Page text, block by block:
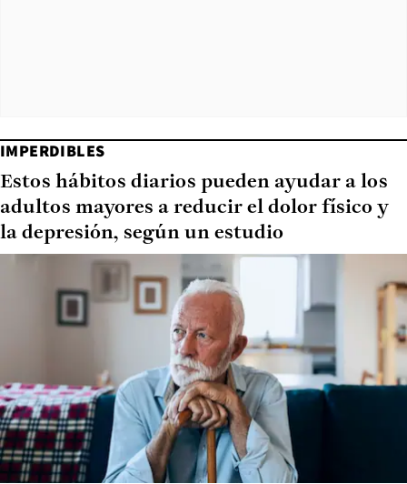
IMPERDIBLES
Estos hábitos diarios pueden ayudar a los
adultos mayores a reducir el dolor físico y
la depresión, según un estudio